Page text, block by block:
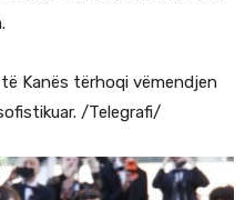
Kanës tërhoqi vëmendjen
/Telegrafi/